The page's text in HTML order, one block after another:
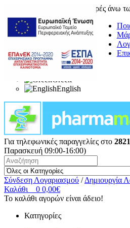
Δωρεάν μεταφορικά για αγορές άνω
Greek
English
Για τηλεφωνικές παραγγελίες στο
Παρασκευή 09:00-16:00)
Σύνδεση Λογαριασμού / Δημιουργία
Καλάθι
0 0,00€
Το καλάθι αγορών είναι άδειο!
Κατηγορίες